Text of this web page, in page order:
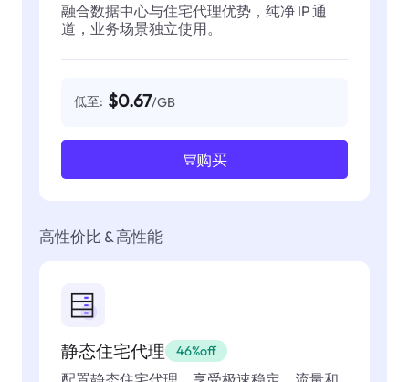
融合数据中心与住宅代理优势，纯净 IP 通
道，业务场景独立使用。
低至: $0.67/GB
购买
高性价比 & 高性能
静态住宅代理 46%off